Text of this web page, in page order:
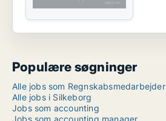
Populære søgninger
Alle jobs som Regnskabsmedarbejder
Alle jobs i Silkeborg
Jobs som accounting